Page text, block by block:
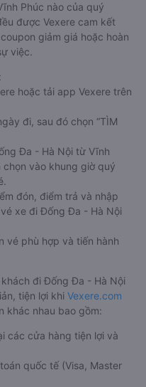
Phúc nào của quý
được Vexere cam kết
giảm giá hoặc hoàn
việc.
hoặc tải app Vexere trên
đi, sau đó chọn “TÌM
Đa - Hà Nội từ Vĩnh
chọn vào khung giờ quý
đón, điểm trả và nhập
xe đi Đống Đa - Hà Nội
vé phù hợp và tiến hành
đi Đống Đa - Hà Nội
tiện lợi khi Vexere.com
khác nhau bao gồm:
các cửa hàng tiện lợi và
quốc tế (Visa, Master